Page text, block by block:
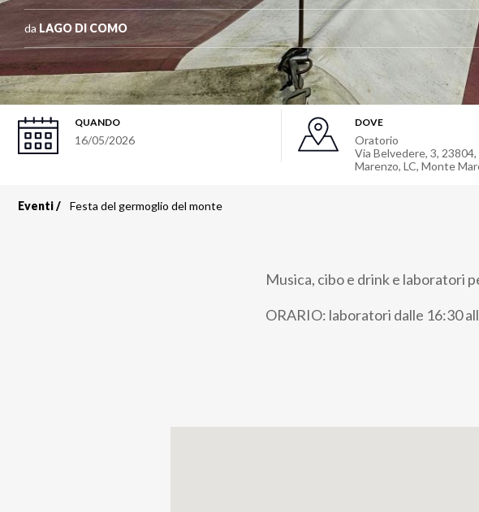
da LAGO DI COMO
QUANDO
16/05/2026
DOVE
Oratorio
Via Belvedere, 3,
Marenzo, LC, Monte
Briciole
Eventi Festa del germoglio del monte
Musica, cibo e drink e laboratori
ORARIO: laboratori dalle 16:30